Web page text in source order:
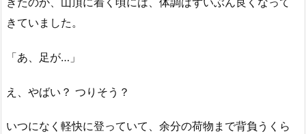
きていました。
「あ、足が…」
え、やばい？ つりそう？
いつになく軽快に登っていて、余分の荷物まで背負うくら